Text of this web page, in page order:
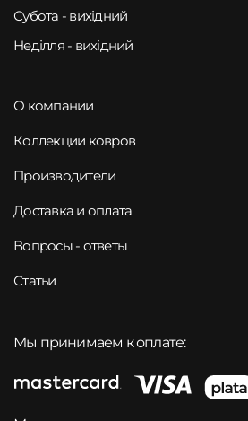
Субота - вихідний
Неділля - вихідний
О компании
Коллекции ковров
Производители
Доставка и оплата
Вопросы - ответы
Статьи
Мы принимаем к оплате: